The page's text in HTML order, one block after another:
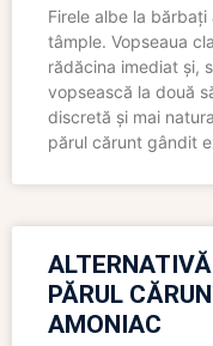
Firele albe la
tâmple. Vopseaua
rădăcina imediat și,
vopsească la două
discretă și mai
părul cărunt gândit
PĂRUL
AMONIAC